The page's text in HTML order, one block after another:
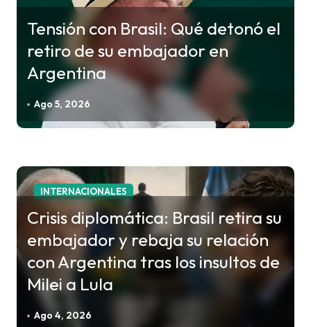
ó
a
d
Tensión con Brasil: Qué detonó el
retiro de su embajador en
Argentina
Ago 5, 2026
INTERNACIONALES
Crisis diplomática: Brasil retira su
embajador y rebaja su relación
con Argentina tras los insultos de
Milei a Lula
Ago 4, 2026